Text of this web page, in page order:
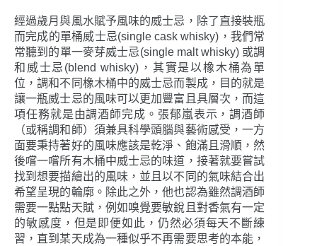
經過歲月與風水賦予風味的威士忌，除了直接裝瓶
而完成的單桶威士忌(single cask whisky)，我們常
常聽到的單一麥芽威士忌(single malt whisky) 或調
和威士忌(blend whisky)，其實是以橡木桶為單
位，調和不同橡木桶中的威士忌而製成，目的就是
讓一瓶威士忌的風味可以更加豐富且具層次，而這
項任務就是由調酒師完成。張郁嵐表示，調酒師
（或稱調和師）須兼具科學頭腦與藝術感受，一方
面要秉持著好的風味應該是乾淨、飽滿且滑順，然
後嚐一嚐所有木桶中威士忌的味道，接著就要嘗試
找到想要描繪出的風味，並且以不同的氣味結合出
希望呈現的輪廓。除此之外，他也認為雖然調酒師
需要一點點天賦，例如嗅覺要敏銳且對香氣有一定
的敏感度，但是即便如此，仍然必須每天不斷練
習，直到某天成為一種似乎不再需要思考的本能，